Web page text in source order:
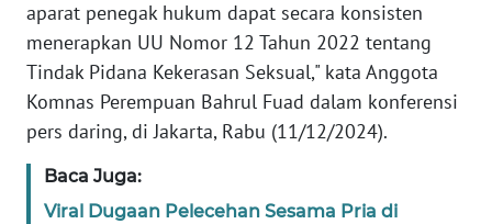
aparat penegak hukum dapat secara konsisten
menerapkan UU Nomor 12 Tahun 2022 tentang
Tindak Pidana Kekerasan Seksual," kata Anggota
Komnas Perempuan Bahrul Fuad dalam konferensi
pers daring, di Jakarta, Rabu (11/12/2024).
Baca Juga:
Viral Dugaan Pelecehan Sesama Pria di
KAMI
PEDOMAN
MEDIA
SIBER
REDAKSI